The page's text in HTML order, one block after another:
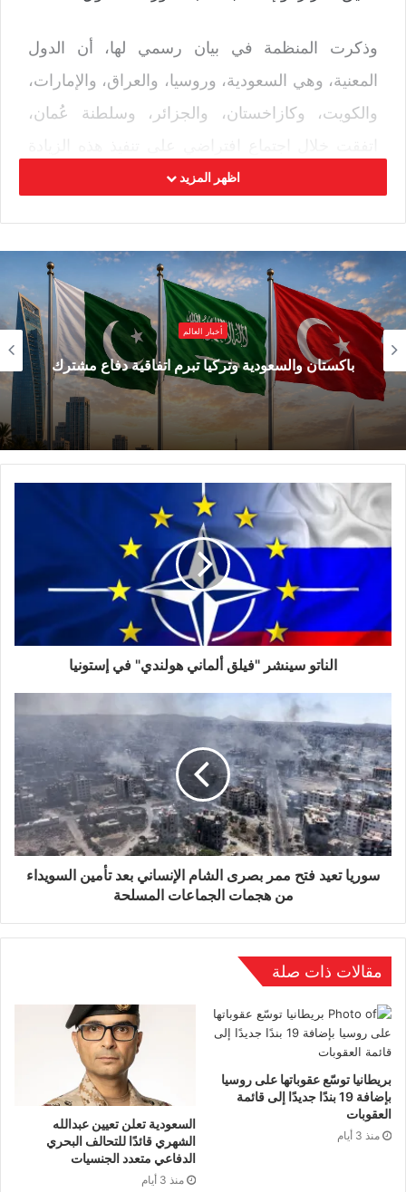
وذكرت المنظمة في بيان رسمي لها، أن الدول
المعنية، وهي السعودية، وروسيا، والعراق، والإمارات،
والكويت، وكازاخستان، والجزائر، وسلطنة عُمان،
ضمن خطة العودة التدريجية للتعديلات الطوعية التي
وستزيد روسيا إنتاجها النفطي إلى 9.449 مليون
برميل يوميا، والمملكة العربية السعودية إلى 9.978
مليون برميل، والعراق إلى 4.22 مليون برميل،
والإمارات العربية المتحدة إلى 3.375 مليون برميل،
والكويت إلى 2.548 مليون برميل، وكازاخستان إلى
1.55 مليون برميل. هذه الأهداف لا تعكس آلية
التعويض، بحسب البيان.
وأكد البيان أن الدول ستواصل مراجعة أوضاع السوق
شهريا، وأن الزيادة لا تشمل تخفيضات التعويض
السابقة، مشيرا إلى أن القيود المفروضة على الإنتاج
بـ1.65 مليون برميل يوميا ستظل سارية حتى نهاية
2026.
وتجدر الإشارة إلى أن دول “أوبك+” تواكب التغيرات
في الطلب على الطاقة بما يتناسب مع موازنة
الاحتياجات الدولية واستقرار سوق الطاقة.
اظهر المزيد
أخبار العالم
باكستان والسعودية وتركيا تبرم اتفاقية دفاع مشترك
الناتو سينشر "فيلق ألماني هولندي" في إستونيا
سوريا تعيد فتح ممر بصرى الشام الإنساني بعد تأمين السويداء
من هجمات الجماعات المسلحة
مقالات ذات صلة
بريطانيا توسّع عقوباتها على روسيا
بإضافة 19 بندًا جديدًا إلى قائمة
العقوبات
منذ 3 أيام
السعودية تعلن تعيين عبدالله
الشهري قائدًا للتحالف البحري
الدفاعي متعدد الجنسيات
منذ 3 أيام